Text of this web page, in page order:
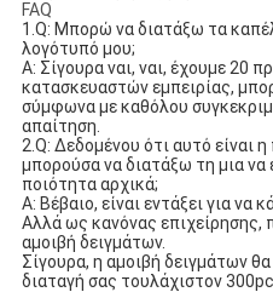
FAQ
1.Q: Μπορώ να διατάξω τα
λογότυπό μου;
Α: Σίγουρα ναι, ναι, έχουμε 20
κατασκευαστών εμπειρίας,
σύμφωνα με καθόλου
απαίτηση.
2.Q: Δεδομένου ότι αυτό είναι
μπορούσα να διατάξω τη μια να
ποιότητα αρχικά;
Α: Βέβαιο, είναι εντάξει για να
Αλλά ως κανόνας επιχείρησης,
αμοιβή δειγμάτων.
Σίγουρα, η αμοιβή δειγμάτων
διαταγή σας τουλάχιστον